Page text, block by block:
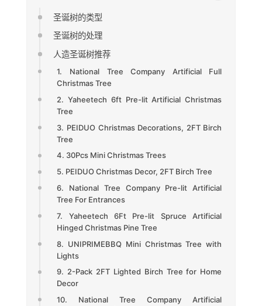
圣诞树的类型
圣诞树的处理
人造圣诞树推荐
1. National Tree Company Artificial Full
Christmas Tree
2. Yaheetech 6ft Pre-lit Artificial Christmas
Tree
3. PEIDUO Christmas Decorations, 2FT Birch
Tree
4. 30Pcs Mini Christmas Trees
5. PEIDUO Christmas Decor, 2FT Birch Tree
6. National Tree Company Pre-lit Artificial
Tree For Entrances
7. Yaheetech 6Ft Pre-lit Spruce Artificial
Hinged Christmas Pine Tree
8. UNIPRIMEBBQ Mini Christmas Tree with
Lights
9. 2-Pack 2FT Lighted Birch Tree for Home
Decor
10. National Tree Company Artificial